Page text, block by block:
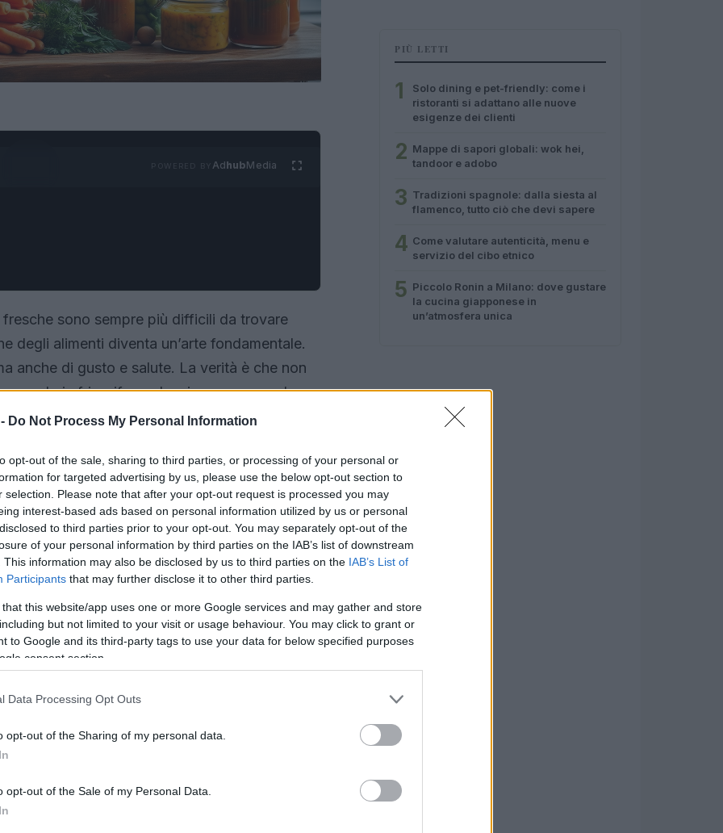
Do Not Process My Personal Information
opt-out of the sale, sharing to third parties, or processing of your personal or
for targeted advertising by us, please use the below opt-out section to
selection. Please note that after your opt-out request is processed you may
interest-based ads based on personal information utilized by us or personal
to third parties prior to your opt-out. You may separately opt-out of the
of your personal information by third parties on the IAB’s list of downstream
This information may also be disclosed by us to third parties on the IAB’s List of
Participants that may further disclose it to other third parties.
that this website/app uses one or more Google services and may gather and store
but not limited to your visit or usage behaviour. You may click to grant or
to Google and its third-party tags to use your data for below specified purposes
consent section.
Data Processing Opt Outs
opt-out of the Sharing of my personal data.
opt-out of the Sale of my Personal Data.
AdhubMedia
sono sempre più difficili da trovare
degli alimenti diventa un’arte fondamentale.
anche di gusto e salute. La verità è che non
modo in frigorifero: alcuni possono perdere
Quindi, come possiamo fare per
Scopriamo insieme i segreti della
PIÙ LETTI
1
Solo dining e pet-friendly: come i
ristoranti si adattano alle nuove
esigenze dei clienti
2 Mappe di sapori globali: wok hei,
tandoor e adobo
3 Tradizioni spagnole: dalla siesta al
flamenco, tutto ciò che devi sapere
4 Come valutare autenticità, menu e
servizio del cibo etnico
5 Piccolo Ronin a Milano: dove gustare
la cucina giapponese in
un’atmosfera unica